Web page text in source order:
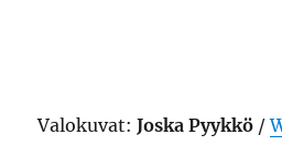
Valokuvat:Joska Pyykkö /